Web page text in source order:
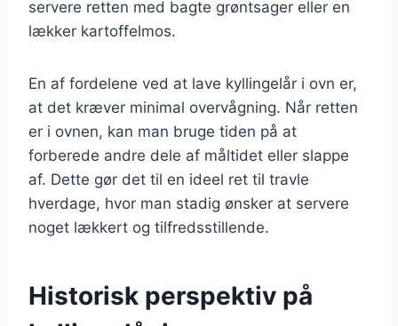
servere retten med bagte grøntsager eller en
lækker kartoffelmos.
En af fordelene ved at lave kyllingelår i ovn er,
at det kræver minimal overvågning. Når retten
er i ovnen, kan man bruge tiden på at
forberede andre dele af måltidet eller slappe
af. Dette gør det til en ideel ret til travle
hverdage, hvor man stadig ønsker at servere
noget lækkert og tilfredsstillende.
Historisk perspektiv på